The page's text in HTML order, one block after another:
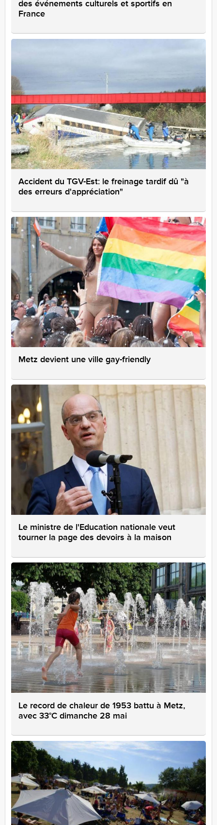
des événements culturels et sportifs en
France
Accident du TGV-Est: le freinage tardif dû "à
des erreurs d'appréciation"
Metz devient une ville gay-friendly
Le ministre de l'Education nationale veut
tourner la page des devoirs à la maison
Le record de chaleur de 1953 battu à Metz,
avec 33°C dimanche 28 mai